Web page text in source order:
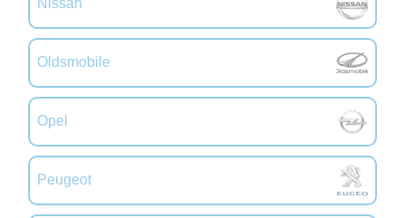
Nissan
Oldsmobile
Opel
Peugeot